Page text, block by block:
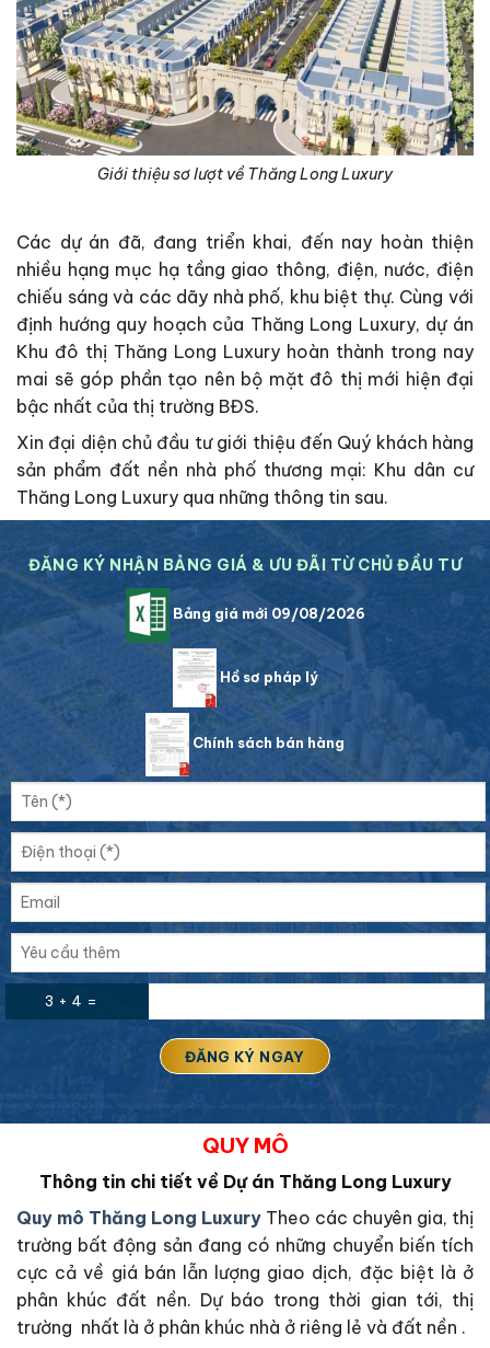
Giới thiệu sơ lượt về Thăng Long Luxury
Các dự án đã, đang triển khai, đến nay hoàn thiện
nhiều hạng mục hạ tầng giao thông, điện, nước, điện
chiếu sáng và các dãy nhà phố, khu biệt thự. Cùng với
định hướng quy hoạch của Thăng Long Luxury, dự án
Khu đô thị Thăng Long Luxury hoàn thành trong nay
mai sẽ góp phần tạo nên bộ mặt đô thị mới hiện đại
bậc nhất của thị trường BĐS.
Xin đại diện chủ đầu tư giới thiệu đến Quý khách hàng
sản phẩm đất nền nhà phố thương mại: Khu dân cư
Thăng Long Luxury qua những thông tin sau.
ĐĂNG KÝ NHẬN BẢNG GIÁ & ƯU ĐÃI TỪ CHỦ ĐẦU TƯ
Bảng giá mới 09/08/2026
Hồ sơ pháp lý
Chính sách bán hàng
3 + 4 =
QUY MÔ
Thông tin chi tiết về Dự án Thăng Long Luxury
Quy mô Thăng Long Luxury Theo các chuyên gia, thị
trường bất động sản đang có những chuyển biến tích
cực cả về giá bán lẫn lượng giao dịch, đặc biệt là ở
phân khúc đất nền. Dự báo trong thời gian tới, thị
trường nhất là ở phân khúc nhà ở riêng lẻ và đất nền .